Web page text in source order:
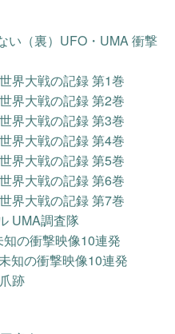
い（裏）UFO・UMA 衝撃
界大戦の記録 第1巻
界大戦の記録 第2巻
界大戦の記録 第3巻
界大戦の記録 第4巻
界大戦の記録 第5巻
界大戦の記録 第6巻
界大戦の記録 第7巻
UMA調査隊
の衝撃映像10連発
知の衝撃映像10連発
跡